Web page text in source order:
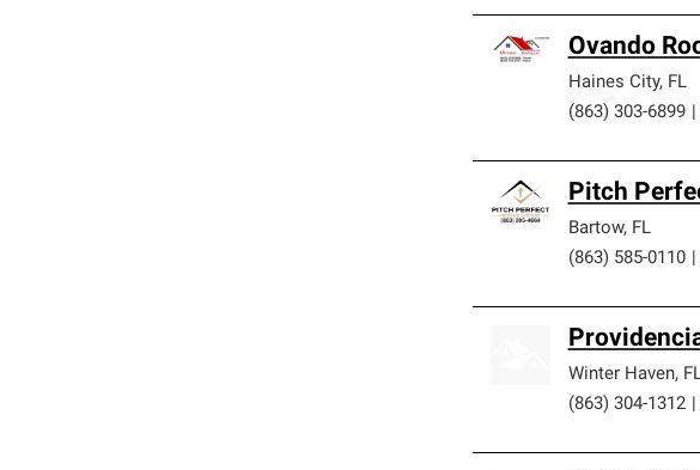
Ovando
Haines City, FL
(863) 303-6899
Pitch
Bartow, FL
(863) 585-0110
Winter Haven,
(863) 304-1312